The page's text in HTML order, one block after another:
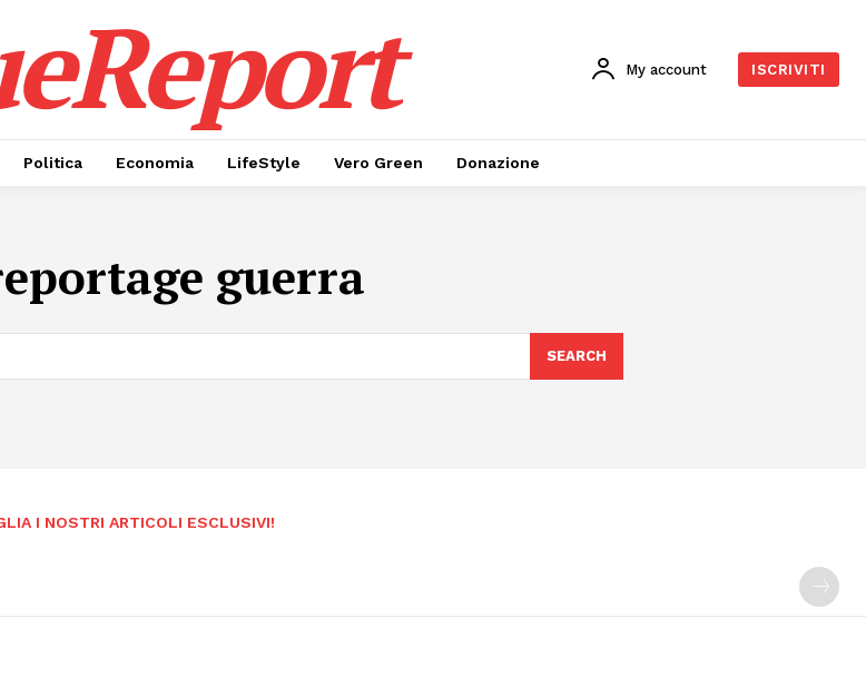
My account ISCRIVITI
Politica Economia LifeStyle Vero Green Donazione
guerra
SEARCH
I NOSTRI ARTICOLI ESCLUSIVI!